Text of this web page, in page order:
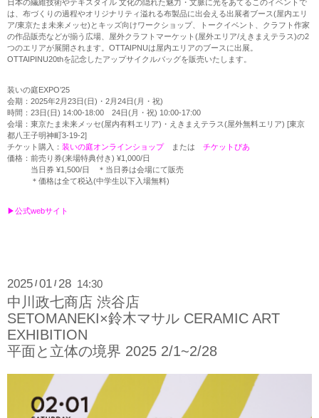
日本の繊維技術やテキスタイル 文化の隠れた魅力・文脈に光をあてるこのイベントで
は、布づくりの過程やオリジナリティ溢れる布製品に出会える出展者ブース(屋内エリ
ア/東京たま未来メッセ)とキッズ向けワークショップ、トークイベント、クラフト作家
の作品販売などが揃う広場、屋外クラフトマーケット(屋外エリア/えきまえテラス)の2
つのエリアが展開されます。OTTAIPNUは屋内エリアのブースに出展。
OTTAIPINU20thを記念したアップサイクルバッグを販売いたします。
装いの庭EXPO’25
会期：2025年2月23日(日)・2月24日(月・祝)
時間：23日(日) 14:00-18:00 24日(月・祝) 10:00-17:00
会場：東京たま未来メッセ(屋内有料エリア)・えきまえテラス(屋外無料エリア) [東京
都八王子明神町3-19-2]
チケット購入： 装いの庭オンラインショップまたは チケットぴあ
価格：前売り券(来場特典付き) ¥1,000/日
当日券 ¥1,500/日 ＊当日券は会場にて販売
＊価格は全て税込(中学生以下入場無料)
▶︎公式webサイト
2025 / 01 / 28 14:30
中川政七商店 渋谷店
SETOMANEKI×鈴木マサル CERAMIC ART
EXHIBITION
平面と立体の境界 2025 2/1~2/28